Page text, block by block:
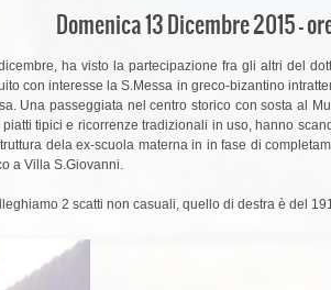
Domenica 13 Dicembre 2015 –
ha visto la partecipazione fra gli altri del
con interesse la S.Messa in greco-bizantino
Una passeggiata nel centro storico con sosta al
tipici e ricorrenze tradizionali in uso, hanno
dela ex-scuola materna in in fase di
a Villa S.Giovanni.
2 scatti non casuali, quello di destra è del